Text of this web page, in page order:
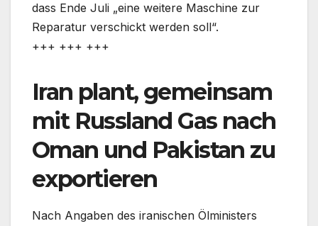
dass Ende Juli „eine weitere Maschine zur
Reparatur verschickt werden soll“.
+++ +++ +++
Iran plant, gemeinsam
mit Russland Gas nach
Oman und Pakistan zu
exportieren
Nach Angaben des iranischen Ölministers